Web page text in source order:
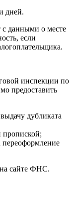
дней.
с данными о месте
если
инспекции по
предоставить
дубликата
пропиской;
переоформление
сайте ФНС.